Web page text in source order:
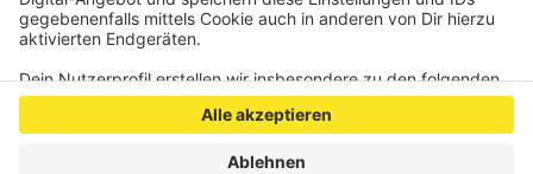
Anzeige